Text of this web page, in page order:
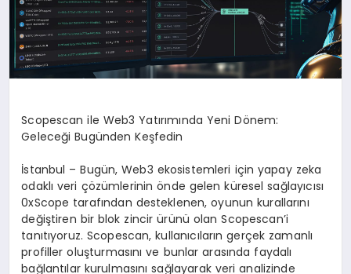
Scopescan ile Web3 Yatırımında Yeni Dönem:
Geleceği Bugünden Keşfedin
İstanbul – Bugün, Web3 ekosistemleri için yapay zeka
odaklı veri çözümlerinin önde gelen küresel sağlayıcısı
0xScope tarafından desteklenen, oyunun kurallarını
değiştiren bir blok zincir ürünü olan Scopescan’i
tanıtıyoruz. Scopescan, kullanıcıların gerçek zamanlı
profiller oluşturmasını ve bunlar arasında faydalı
bağlantılar kurulmasını sağlayarak veri analizinde